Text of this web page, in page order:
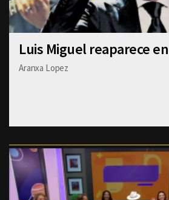
Luis Miguel reaparece
Aranxa Lopez